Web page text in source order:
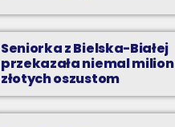
Seniorka z Bielska-Białej
przekazała niemal milion
złotych oszustom